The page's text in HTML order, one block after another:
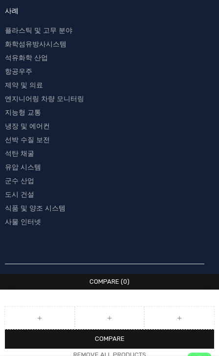
사례
플라스틱 및 고무 분야
화학섬유방사시스템
석유화학 산업
항공우주
제약 및 의료
엔지니어링 차량 모니터링
지능형 교통
냉장 및 에어컨
선박 수질 보전
석탄 채굴
유압 시스템
군수 산업
도시 건설
식품 및 양조 시스템
사물 인터넷
COMPARE (0)
COMPARE